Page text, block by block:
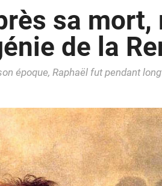
sa
de la
époque, Raphaël fut pendant